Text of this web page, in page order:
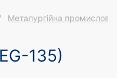
Металургійна
135)